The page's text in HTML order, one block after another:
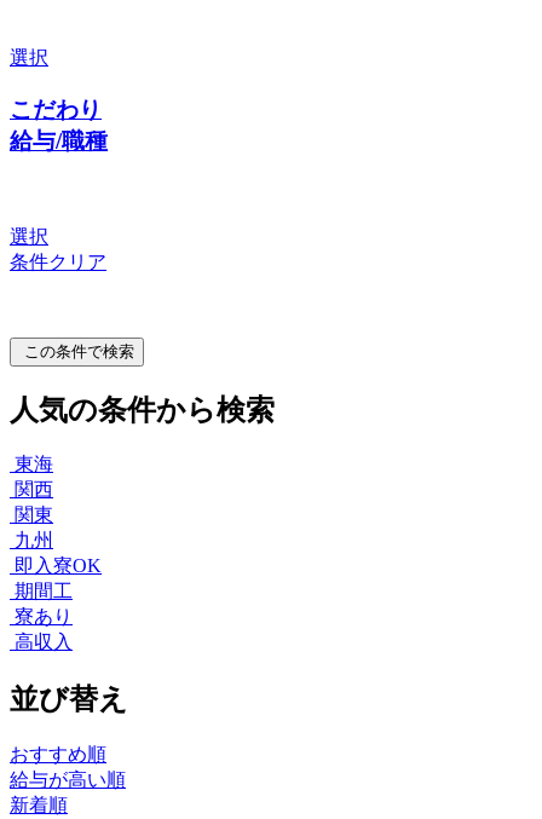
選択
こだわり
給与/職種
選択
条件クリア
この条件で検索
人気の条件から検索
東海
関西
関東
九州
即入寮OK
期間工
寮あり
高収入
並び替え
おすすめ順
給与が高い順
新着順